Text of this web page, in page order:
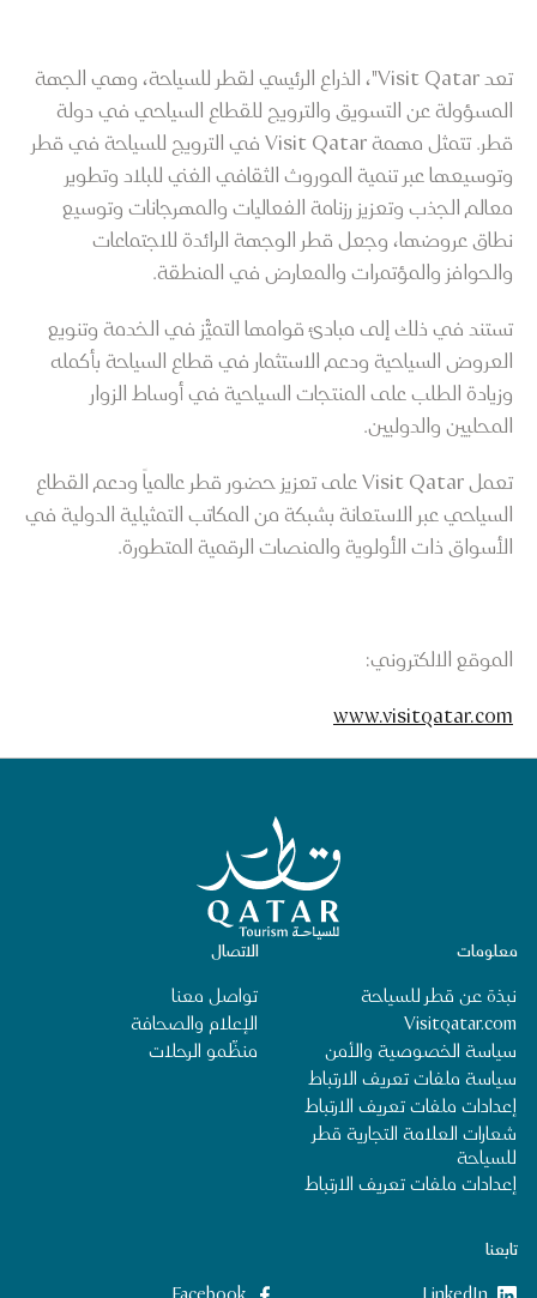
تعد Visit Qatar"، الذراع الرئيسي لقطر للسياحة، وهي الجهة
المسؤولة عن التسويق والترويج للقطاع السياحي في دولة
قطر. تتمثل مهمة Visit Qatar في الترويج للسياحة في قطر
وتوسيعها عبر تنمية الموروث الثقافي الغني للبلاد وتطوير
معالم الجذب وتعزيز رزنامة الفعاليات والمهرجانات وتوسيع
نطاق عروضها، وجعل قطر الوجهة الرائدة للاجتماعات
والحوافز والمؤتمرات والمعارض في المنطقة.
تستند في ذلك إلى مبادئ قوامها التميُّز في الخدمة وتنويع
العروض السياحية ودعم الاستثمار في قطاع السياحة بأكمله
وزيادة الطلب على المنتجات السياحية في أوساط الزوار
المحليين والدوليين.
تعمل Visit Qatar على تعزيز حضور قطر عالمياً ودعم القطاع
السياحي عبر الاستعانة بشبكة من المكاتب التمثيلية الدولية في
الأسواق ذات الأولوية والمنصات الرقمية المتطورة.
الموقع الالكتروني:
www.visitqatar.com
الصفحة الرئيسية لقطر للسياحة
تابعنا
الاتصال
تواصل معنا
الإعلام والصحافة
منظِّمو الرحلات
معلومات
نبذة عن قطر للسياحة
Visitqatar.com
سياسة الخصوصية والأمن
سياسة ملفات تعريف الارتباط
إعدادات ملفات تعريف الارتباط
شعارات العلامة التجارية قطر
للسياحة
إعدادات ملفات تعريف الارتباط